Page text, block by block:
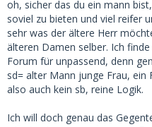
Wenn der Herr dann 45
Altersunterschied immer
Eine 18-Jährige wird man
hier doch auch jeder.
Da es heutzutage viele
zu halten, sehe ich bei
oh, sicher das du ein mann
soviel zu bieten und viel reifer
sehr was der ältere Herr
älteren Damen selber. Ich
Forum für unpassend, denn
sd= alter Mann junge Frau,
also auch kein sb, reine Logik.
Ich will doch genau das